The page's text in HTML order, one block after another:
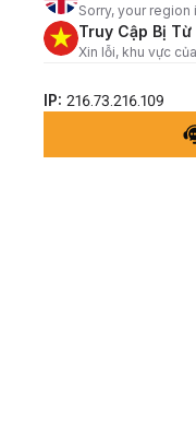
Sorry, your
Truy Cập Bị Từ
Xin lỗi, khu vực
IP: 216.73.216.109